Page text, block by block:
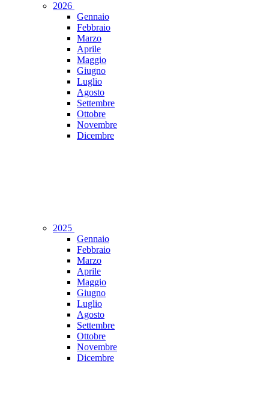
2026
Gennaio
Febbraio
Marzo
Aprile
Maggio
Giugno
Luglio
Agosto
Settembre
Ottobre
Novembre
Dicembre
2025
Gennaio
Febbraio
Marzo
Aprile
Maggio
Giugno
Luglio
Agosto
Settembre
Ottobre
Novembre
Dicembre